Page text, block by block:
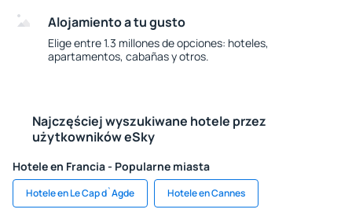
Alojamiento a tu gusto
Elige entre 1.3 millones de opciones: hoteles,
apartamentos, cabañas y otros.
Najczęściej wyszukiwane hotele przez
użytkowników eSky
Hotele en Francia - Popularne miasta
Hotele en Le Cap d`Agde Hotele en Cannes